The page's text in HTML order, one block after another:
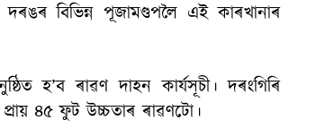
বিভিন্ন পূজামণ্ডপলৈ এই কাৰখানাৰ
হ’ব ৰাৱণ দাহন কাৰ্যসূচী। দৰংগিৰি
প্ৰায় ৪৫ ফুট উচ্চতাৰ ৰাৱণটো।